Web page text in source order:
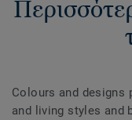
Colours and designs
and living styles and